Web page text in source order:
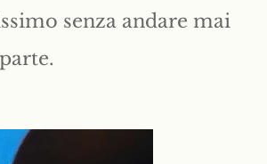
senza andare mai